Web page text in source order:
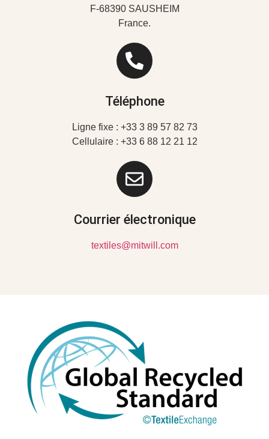
F-68390 SAUSHEIM
France.
Téléphone
Ligne fixe : +33 3 89 57 82 73
Cellulaire : +33 6 88 12 21 12
Courrier électronique
textiles@mitwill.com